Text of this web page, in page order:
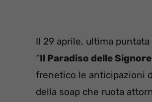
Il 29 aprile, ultima
“Il Paradiso delle Signore
frenetico le anticipazioni
della soap che ruota